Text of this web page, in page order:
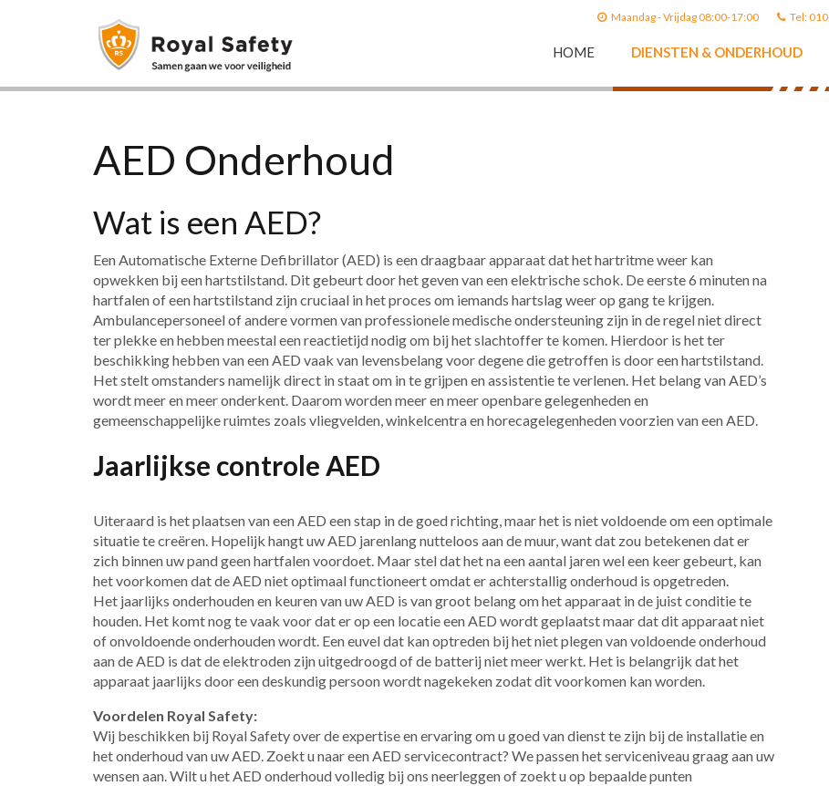
Maandag - Vrijdag 08:00-17:00 Tel:
HOME DIENSTEN & ONDERHOUD
AED Onderhoud
Wat is een AED?
​Een Automatische Externe Defibrillator (AED) is een draagbaar apparaat dat het hartritme weer kan
opwekken bij een hartstilstand. Dit gebeurt door het geven van een elektrische schok. ​De eerste 6 minuten na
hartfalen of een hartstilstand zijn cruciaal in het proces om iemands hartslag weer op gang te krijgen.
Ambulancepersoneel of andere vormen van professionele medische ondersteuning zijn in de regel niet direct
ter plekke en hebben meestal een reactietijd nodig om bij het slachtoffer te komen. Hierdoor is het ter
beschikking hebben van een AED vaak van levensbelang voor degene die getroffen is door een hartstilstand.
Het stelt omstanders namelijk direct in staat om in te grijpen en assistentie te verlenen. Het belang van AED’s
wordt meer en meer onderkent. Daarom worden meer en meer openbare gelegenheden en
gemeenschappelijke ruimtes zoals vliegvelden, winkelcentra en horecagelegenheden voorzien van een ​AED.
Jaarlijkse controle AED
Uiteraard is het plaatsen van een AED een stap in de goed richting, maar het is niet voldoende om een optimale
situatie te creëren. Hopelijk hangt uw AED jarenlang nutteloos aan de muur, want dat zou betekenen dat er
zich binnen uw pand geen hartfalen voordoet. Maar stel dat het na een aantal jaren wel een keer gebeurt, kan
het voorkomen dat de AED niet optimaal functioneert omdat er achterstallig onderhoud is opgetreden.
Het jaarlijks onderhouden en keuren van uw AED is van groot belang om het apparaat in de juist conditie te
houden. ​Het komt nog te vaak voor dat er op een locatie een AED wordt geplaatst maar dat dit apparaat niet
of onvoldoende onderhouden wordt. Een euvel dat kan optreden bij het niet plegen van voldoende onderhoud
aan de AED is dat de elektroden zijn uitgedroogd of de batterij niet meer werkt. Het is belangrijk dat het
apparaat jaarlijks door een deskundig persoon wordt nagekeken zodat dit voorkomen kan worden.
Voordelen Royal Safety:
Wij beschikken bij Royal Safety over de expertise en ervaring om u goed van dienst te zijn bij de installatie en
het onderhoud van uw AED. Zoekt u naar een AED servicecontract? We passen het serviceniveau graag aan uw
wensen aan. Wilt u het AED onderhoud volledig bij ons neerleggen of zoekt u op bepaalde punten